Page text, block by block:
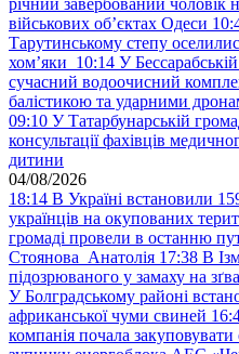
річний завербований чоловік
військових обʼєктах Одеси
Тарутинському степу
хом’яки 10:14 У
сучасний водоочисний
балістикою та ударними
09:10 У Татарбунарській
консультації фахівців
дитини
04/08/2026
18:14 В Україні встановили
українців на окупованих
громаді провели в останню
Стоянова Анатолія 17:38 В
підозрюваного у замаху на
У Болградському районі
африканської чуми свиней
компанія почала